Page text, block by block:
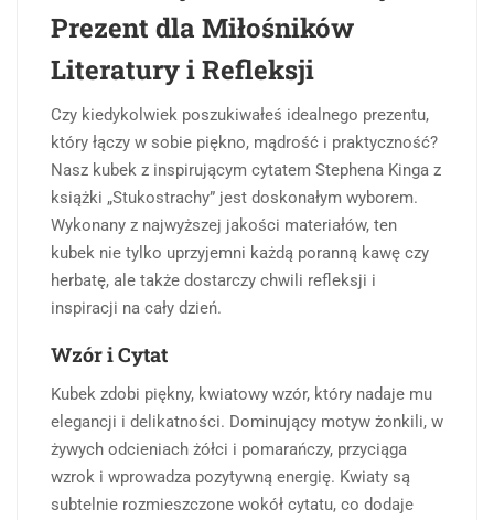
Prezent dla Miłośników
Literatury i Refleksji
Czy kiedykolwiek poszukiwałeś idealnego prezentu,
który łączy w sobie piękno, mądrość i praktyczność?
Nasz kubek z inspirującym cytatem Stephena Kinga z
książki „Stukostrachy” jest doskonałym wyborem.
Wykonany z najwyższej jakości materiałów, ten
kubek nie tylko uprzyjemni każdą poranną kawę czy
herbatę, ale także dostarczy chwili refleksji i
inspiracji na cały dzień.
Wzór i Cytat
Kubek zdobi piękny, kwiatowy wzór, który nadaje mu
elegancji i delikatności. Dominujący motyw żonkili, w
żywych odcieniach żółci i pomarańczy, przyciąga
wzrok i wprowadza pozytywną energię. Kwiaty są
subtelnie rozmieszczone wokół cytatu, co dodaje